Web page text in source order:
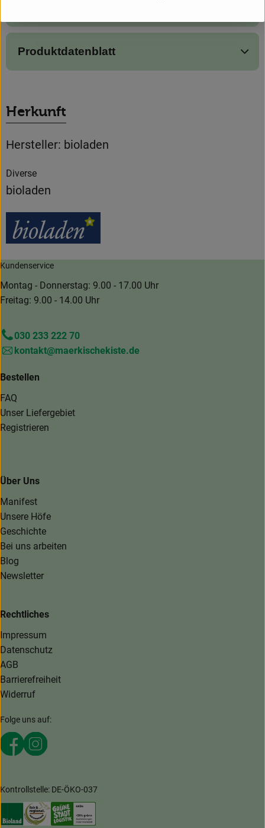
Produktdatenblatt
Herkunft
Hersteller: bioladen
Diverse
bioladen
Kundenservice
Montag - Donnerstag: 9.00 - 17.00 Uhr
Freitag: 9.00 - 14.00 Uhr
030 233 222 70
kontakt@maerkischekiste.de
Bestellen
FAQ
Unser Liefergebiet
Registrieren
Über Uns
Manifest
Unsere Höfe
Geschichte
Bei uns arbeiten
Blog
Newsletter
Rechtliches
Impressum
Datenschutz
AGB
Barrierefreiheit
Widerruf
Folge uns auf:
Externer Link zu https://www.facebook.com/
Externer Link zu https://www.instagram.com/
Kontrollstelle: DE-ÖKO-037